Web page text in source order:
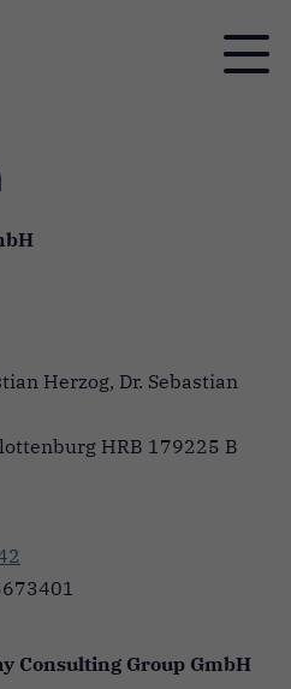
Toggle
Herzog, Dr. Sebastian
HRB 179225 B
Consulting Group GmbH